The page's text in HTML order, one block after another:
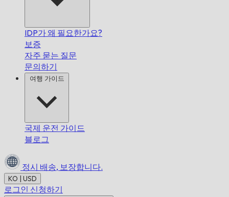
IDP가 왜 필요한가요?
보증
자주 묻는 질문
문의하기
여행 가이드
국제 운전 가이드
블로그
정시 배송, 보장합니다.
KO | USD
로그인 신청하기